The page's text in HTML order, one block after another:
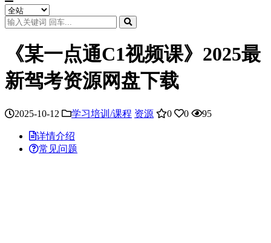
《某一点通C1视频课》2025最
新驾考资源网盘下载
2025-10-12 学习培训/课程 资源 0 0 95
详情介绍
常见问题